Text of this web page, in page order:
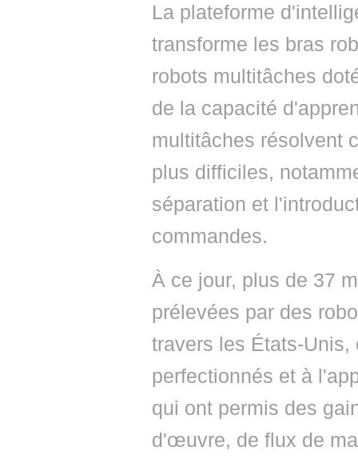
La plateforme
transforme les bras
robots multitâches
de la capacité
multitâches résolvent
plus difficiles,
séparation et
commandes.
À ce jour, plus de 37
prélevées par des
travers les États-
perfectionnés et à
qui ont permis des
d'œuvre, de flux de